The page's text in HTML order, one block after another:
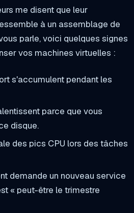
me disent que leur
à un assemblage de
parle, voici quelques signes
vos machines virtuelles :
s'accumulent pendant les
parce que vous
disque.
des pics CPU lors des tâches
demande un nouveau service
« peut-être le trimestre